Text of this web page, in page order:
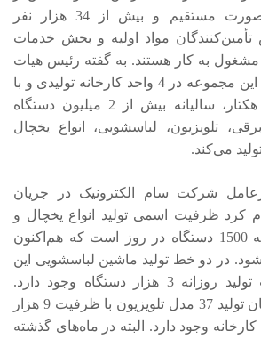
2 هزار 500 نفر به‌صورت مستقیم و بیش از 34 هزار نفر
مواد اولیه و بخش خدمات
به کار هستند. به گفته رئیس هیات
مدیره سام الکترونیک این مجموعه در 4 واحد کارخانه تولیدی و با
مساحت بیش از 25 هکتار، سالیانه بیش از 2 میلیون دستگاه
تلویزیون، لباسشویی، انواع یخچال
می‌کند.
شرکت سام الکترونیک در جریان
کرد ظرفیت اسمی تولید انواع یخچال و
فریزر در این مجموعه 1500 دستگاه در روز است که هم‌اکنون
می‌شود. در دو خط تولید ماشین لباسشویی این
مجموعه نیز ظرفیت تولید روزانه 3 هزار دستگاه وجود دارد.
همچنین هم‌اکنون امکان تولید 37 مدل تلویزیون با ظرفیت 9 هزار
وجود دارد. البته در ماه‌های گذشته